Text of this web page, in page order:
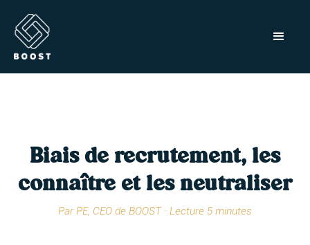
Biais de recrutement, les
connaître et les neutraliser
Par PE, CEO de BOOST · Lecture 5 minutes